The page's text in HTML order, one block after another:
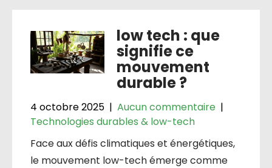
low tech : que
signifie ce
mouvement
durable ?
4 octobre 2025 | Aucun commentaire |
Technologies durables & low-tech
Face aux défis climatiques et énergétiques,
le mouvement low-tech émerge comme